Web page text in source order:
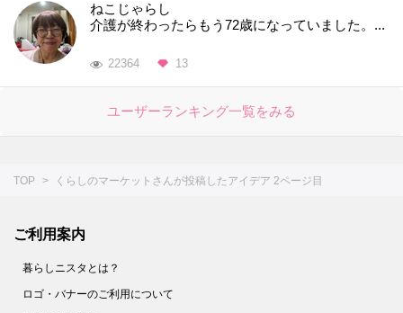
ねこじゃらし
介護が終わったらもう72歳になっていました。...
22364 13
ユーザーランキング一覧をみる
TOP くらしのマーケットさんが投稿したアイデア 2ページ目
ご利用案内
暮らしニスタとは？
ロゴ・バナーのご利用について